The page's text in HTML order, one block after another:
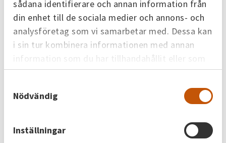
sådana identifierare och annan information från
din enhet till de sociala medier och annons- och
analysföretag som vi samarbetar med. Dessa kan
i sin tur kombinera informationen med annan
information som du har tillhandahållit eller som
de har samlat in när du har använt deras tjänster.
Nödvändig
Inställningar
lastbalanserare eller laddbox. Ta reda på om din
utrustning kräver RJ45 (HAN/NVE) eller RJ12 (P1).
elhandel?
För att ha el hemma behöver du två avtal – ett
elnätsavtal och ett elhandelsavtal. Elnätet